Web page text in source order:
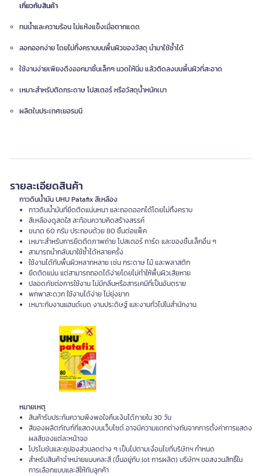
เกี่ยวกับสินค้า
ทนน้ำและความร้อน ไม่แห้งแข็งเมื่อตากแดด
ลอกออกง่าย โดยไม่ทิ้งคราบบนพื้นผิวของวัสดุ นำมาใช้ซ้ำได้
ใช้งานง่ายเพียงดึงออกมาชิ้นเล็กๆ นวดให้นิ่ม แล้วติดลงบนพื้นผิวที่สะอาด
เหมาะสำหรับติดกระดาษ โปสเตอร์ หรือวัสดุน้ำหนักเบา
ผลิตในประเทศเยอรมนี
รายละเอียดสินค้า
กาวดินน้ำมัน UHU Patafix สีเหลือง
กาวดินน้ำมันที่ยึดติดแน่นหนา และถอดออกได้โดยไม่ทิ้งคราบ
สีเหลืองดูสดใส สะท้อนความคิดสร้างสรรค์
ขนาด 60 กรัม ประกอบด้วย 80 ชิ้นต่อแพ็ค
เหมาะสำหรับการยึดติดภาพถ่าย โปสเตอร์ การ์ด และของชิ้นเล็กอื่น ๆ
สามารถนำกลับมาใช้ซ้ำได้หลายครั้ง
ใช้งานได้กับพื้นผิวหลากหลาย เช่น กระดาษ ไม้ และพลาสติก
ยึดติดแน่น แต่สามารถถอดได้ง่ายโดยไม่ทำให้พื้นผิวเสียหาย
ปลอดภัยต่อการใช้งาน ไม่มีกลิ่นหรือสารเคมีที่เป็นอันตราย
พกพาสะดวก ใช้งานได้ง่าย ไม่ยุ่งยาก
เหมาะกับงานแฮนด์เมด งานประดิษฐ์ และงานทั่วไปในสำนักงาน
หมายเหตุ
สินค้ารับประกันความพึงพอใจคืนเงินได้ภายใน 30 วัน
สีของผลิตภัณฑ์ที่แสดงบนเว็บไซต์ อาจมีความแตกต่างกันจากการตั้งค่าการแสดง
ผลสีของแต่ละหน้าจอ
โปรโมชันและคูปองส่วนลดต่าง ๆ เป็นไปตามเงื่อนไขที่บริษัทฯ กำหนด
สำหรับสินค้าจำหน่ายแบบคละสี (ขึ้นอยู่กับ lot การผลิต) บริษัทฯ ขอสงวนสิทธิ์ใน
การเลือกแบบและสีให้กับลูกค้า